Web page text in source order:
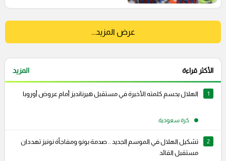
عرض المزيد...
الأكثر قراءة المزيد
1 الهلال يحسم كلمته الأخيرة في مستقبل هيرنانديز أمام عروض أوروبا
كرة سعودية
2
تشكيل الهلال في الموسم الجديد .. صدمة بونو ومفاجأة نونيز تهددان
مستقبل القائد